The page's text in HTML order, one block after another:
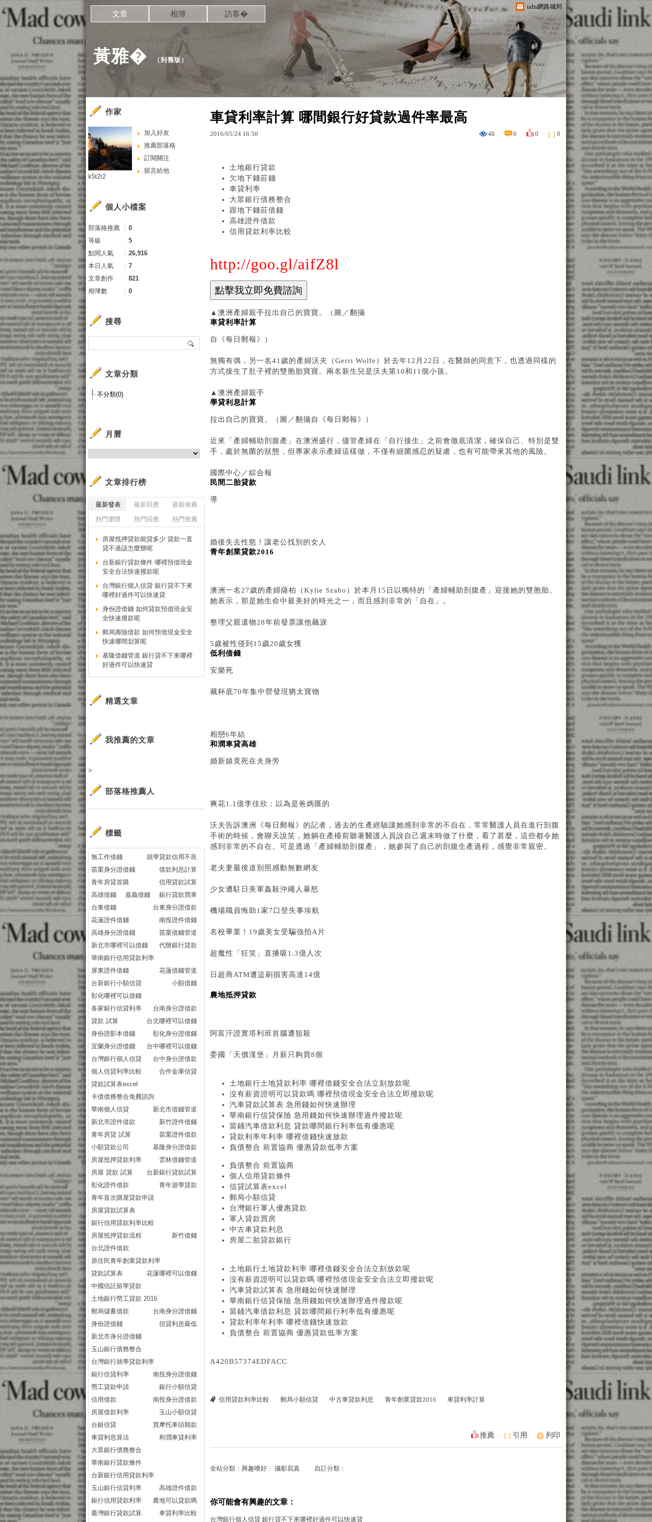
udn網路城邦
黃雅� （到舊版 ）
文章 相簿 訪客�
車貸利率計算 哪間銀行好貸款過件率最高
2016/05/24 16:50 48 0 0 0
土地銀行貸款
欠地下錢莊錢
車貸利率
大眾銀行債務整合
跟地下錢莊借錢
高雄證件借款
信用貸款利率比較
http://goo.gl/aifZ8l
▲澳洲產婦親手拉出自己的寶寶。（圖／翻攝
車貸利率計算
自《每日郵報》）
無獨有偶，另一名41歲的產婦沃夫（Gerri Wolfe）於去年12月22日，在醫師的同意下，也透過同樣的
方式接生了肚子裡的雙胞胎寶寶。兩名新生兒是沃夫第10和11個小孩。
▲澳洲產婦親手
學貸利息計算
拉出自己的寶寶。（圖／翻攝自《每日郵報》）
近來「產婦輔助剖腹產」在澳洲盛行，儘管產婦在「自行接生」之前會徹底清潔，確保自己、特別是雙
手，處於無菌的狀態，但專家表示產婦這樣做，不僅有細菌感忍的疑慮，也有可能帶來其他的風險。
國際中心／綜合報
民間二胎貸款
導
婚後失去性慾！讓老公找別的女人
青年創業貸款2016
澳洲一名27歲的產婦薩柏（Kylie Szabo）於本月15日以獨特的「產婦輔助剖腹產」迎接她的雙胞胎。
她表示，那是她生命中最美好的時光之一，而且感到非常的「自在」。
整理父親遺物28年前發票讓他飆淚
5歲被性侵到15歲20歲女獲
低利借錢
安樂死
藏杯底70年集中營發現猶太寶物
相戀6年結
和潤車貸高雄
婚新娘竟死在夫身旁
爽花1.1億李佳欣：以為是爸媽匯的
沃夫告訴澳洲《每日郵報》的記者，過去的生產經驗讓她感到非常的不自在，常常醫護人員在進行剖腹
手術的時候，會聊天說笑，她躺在產檯前聽著醫護人員說自己週末時做了什麼，看了甚麼，這些都令她
感到非常的不自在。可是透過「產婦輔助剖腹產」，她參與了自己的剖腹生產過程，感覺非常親密。
老夫妻最後道別照感動無數網友
少女遭駐日美軍姦殺沖繩人暴怒
機場職員悔助1家7口登失事埃航
名校畢業！19歲美女受騙強拍A片
超魔性「狂笑」直播吸1.3億人次
日超商ATM遭盜刷損害高達14億
農地抵押貸款
阿富汗證實塔利班首腦遭狙殺
委國「天價漢堡」月薪只夠買8個
土地銀行土地貸款利率 哪裡借錢安全合法立刻放款呢
沒有薪資證明可以貸款嗎 哪裡預借現金安全合法立即撥款呢
汽車貸款試算表 急用錢如何快速辦理
華南銀行信貸保險 急用錢如何快速辦理過件撥款呢
當鋪汽車借款利息 貸款哪間銀行利率低有優惠呢
貸款利率年利率 哪裡借錢快速放款
負債整合 前置協商 優惠貸款低率方案
負債整合 前置協商
個人信用貸款條件
信貸試算表excel
郵局小額信貸
台灣銀行軍人優惠貸款
軍人貸款買房
中古車貸款利息
房屋二胎貸款銀行
土地銀行土地貸款利率 哪裡借錢安全合法立刻放款呢
沒有薪資證明可以貸款嗎 哪裡預借現金安全合法立即撥款呢
汽車貸款試算表 急用錢如何快速辦理
華南銀行信貸保險 急用錢如何快速辦理過件撥款呢
當鋪汽車借款利息 貸款哪間銀行利率低有優惠呢
貸款利率年利率 哪裡借錢快速放款
負債整合 前置協商 優惠貸款低率方案
A420B57374EDFACC
信用貸款利率比較 郵局小額信貸 中古車貸款利息 青年創業貸款2016 車貸利率計算
推薦 引用 列印
全站分類： 興趣嗜好 攝影寫真 自訂分類：
你可能會有興趣的文章：
台灣銀行個人信貸 銀行貸不下來哪裡好過件可以快速貸
作家
加入好友
推薦部落格
訂閱關注
留言給他
k5t2r2
個人小檔案
部落格推薦 ： 0
等級
： 5
點閱人氣
： 26,916
本日人氣
： 7
文章創作
： 821
相簿數
： 0
搜尋
文章分類
不分類(0)
月曆
文章排行榜
最新發表 最新回應
最新推薦
熱門瀏覽
熱門回應 熱門推薦
房屋抵押貸款能貸多少 貸款一直
貸不過該怎麼辦呢
台新銀行貸款條件 哪裡預借現金
安全合法快速撥款呢
台灣銀行個人信貸 銀行貸不下來
哪裡好過件可以快速貸
身份證借錢 如何貸款預借現金安
全快速撥款呢
郵局壽險借款 如何預借現金安全
快速哪間划算呢
基隆借錢管道 銀行貸不下來哪裡
好過件可以快速貸
精選文章
我推薦的文章
>
部落格推薦人
標籤
無工作借錢
就學貸款信用不良
苗栗身分證借錢
借款利息計算
青年房貸首購
信用貸款試算
高雄借錢
嘉義借錢
銀行貸款買車
台東借錢
台東身分證借款
花蓮證件借錢
南投證件借錢
高雄身分證借錢
苗栗借錢管道
新北市哪裡可以借錢
代辦銀行貸款
華南銀行信用貸款利率
屏東證件借錢
花蓮借錢管道
台新銀行小額信貸
小額借錢
彰化哪裡可以借錢
各家銀行信貸利率
台南身分證借款
貸款 試算
台北哪裡可以借錢
身份證影本借錢
彰化身分證借錢
宜蘭身分證借錢
台中哪裡可以借錢
台灣銀行個人信貸
台中身分證借款
個人信貸利率比較
合作金庫信貸
貸款試算表excel
卡債債務整合免費諮詢
華南個人信貸
新北市借錢管道
新北市證件借款
新竹證件借錢
青年房貸 試算
苗栗證件借款
小額貸款公司
基隆身分證借款
房屋抵押貸款利率
雲林借錢管道
房屋 貸款 試算
台新銀行貸款試算
彰化證件借款
青年遊學貸款
青年首次購屋貸款申請
房屋貸款試算表
銀行信用貸款利率比較
房屋抵押貸款流程
新竹借錢
台北證件借款
原住民青年創業貸款利率
貸款試算表
花蓮哪裡可以借錢
中國信託留學貸款
土地銀行勞工貸款 2016
郵局儲蓄借款
台南身分證借錢
身份證借錢
信貸利息最低
新北市身分證借錢
玉山銀行債務整合
台灣銀行就學貸款利率
銀行信貸利率
南投身分證借錢
勞工貸款申請
銀行小額信貸
信用借款
南投身分證借款
房屋借款利率
玉山小額信貸
台銀信貸
買摩托車頭期款
車貸利息算法
和潤車貸利率
大眾銀行債務整合
華南銀行貸款條件
台新銀行信用貸款利率
玉山銀行信貸利率
高雄證件借款
銀行信用貸款利率
農地可以貸款嗎
臺灣銀行貸款試算
車貸利率比較